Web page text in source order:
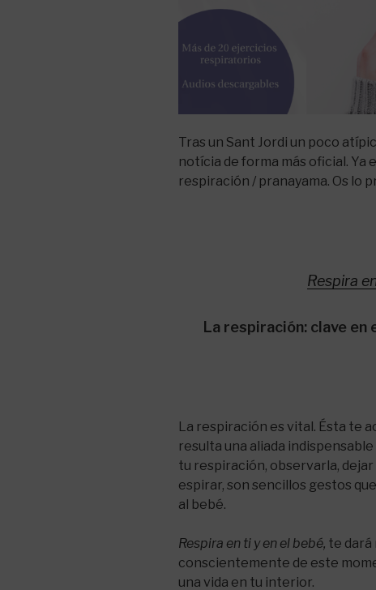
Tras un Sant Jordi un poco
notícia de forma más oficial. Ya
respiración / pranayama. Os lo
Respira
La respiración: clave en
La respiración es vital. Ésta te
resulta una aliada
tu respiración, observarla, dejar
espirar, son sencillos gestos
al bebé.
Respira en ti y en el bebé, te dará
conscientemente de este
una vida en tu interior.